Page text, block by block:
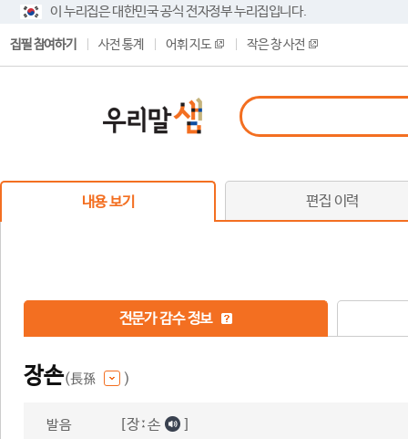
이 누리집은 대한민국 공식 전자정부 누리집입니다.
집필 참여하기 사전 통계 어휘 지도 작은 창 사전
내용 보기 편집 이력
전문가 감수 정보
장손(長孫 )
발음 [장ː손 ]